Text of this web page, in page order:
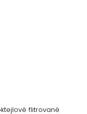
flitrované